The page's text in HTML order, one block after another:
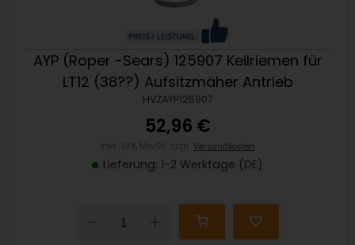
AYP (Roper -Sears) 125907 Keilriemen für
LT12 (38??) Aufsitzmäher Antrieb
HVZAYP125907
52,96 €
Versandkosten
Lieferung: 1-2 Werktage (DE)
Down